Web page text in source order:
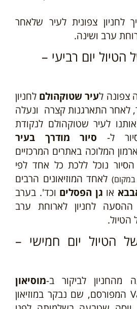
לחניון צפונית לעיר שלאחר
ערב ושינה.
יום רביעי –
צפונה לעיר שטוקהולם לחניון
לאחר התארגנות קצרה ונעלה
לעיר שטוקהולם לנקודת
ל- סיור מודרך בעיר
המלוכה באתרים המרכזיים
נוכל ללכת כל אחד לפי
לאחד המוזיאונים הרבים
או גן הפסלים וכד'. בערב
ההסעה לחניון לארוחת ערב
הטיול.
הטיול יום חמישי –
מהחניון לביקור ב-מוסיאון
Vasa museet המפורסם, שם נבקר במוזיאון